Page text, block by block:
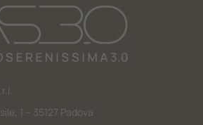
1 – 35127 Padova